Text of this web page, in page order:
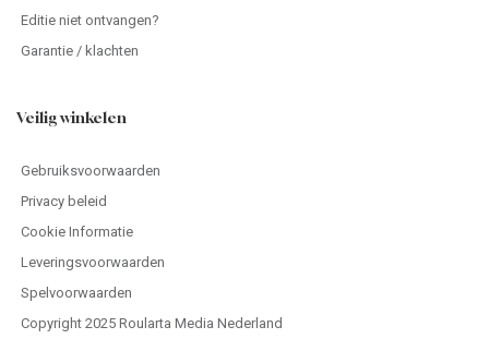
Editie niet ontvangen?
Garantie / klachten
Veilig winkelen
Gebruiksvoorwaarden
Privacy beleid
Cookie Informatie
Leveringsvoorwaarden
Spelvoorwaarden
Copyright 2025 Roularta Media Nederland